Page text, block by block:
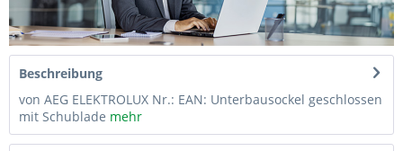
Beschreibung
von AEG ELEKTROLUX Nr.: EAN: Unterbausockel geschlossen
mit Schublade mehr